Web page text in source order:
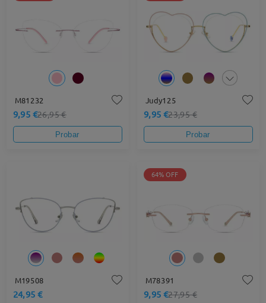
M81232
9,95 €26,95 €
Probar
Judy125
9,95 €23,95 €
Probar
M19508
24,95 €
64% OFF
M78391
9,95 €27,95 €